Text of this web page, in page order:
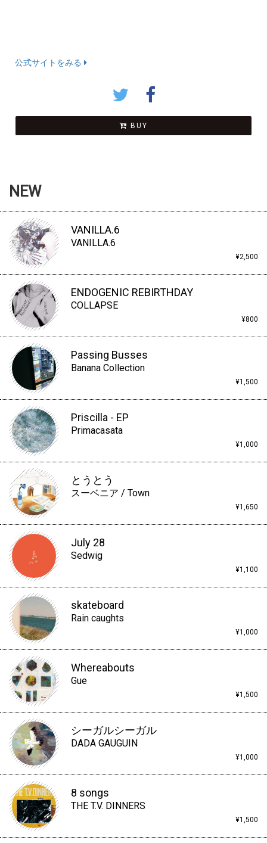
公式サイトをみる
BUY
NEW
VANILLA.6
VANILLA.6
¥2,500
ENDOGENIC REBIRTHDAY
COLLAPSE
¥800
Passing Busses
Banana Collection
¥1,500
Priscilla - EP
Primacasata
¥1,000
とうとう
スーベニア / Town
¥1,650
July 28
Sedwig
¥1,100
skateboard
Rain caughts
¥1,000
Whereabouts
Gue
¥1,500
シーガルシーガル
DADA GAUGUIN
¥1,000
8 songs
THE T.V. DINNERS
¥1,500